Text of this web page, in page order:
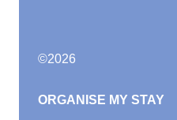
©2026
ORGANISE MY STAY